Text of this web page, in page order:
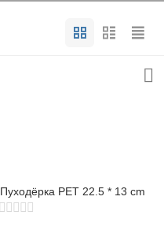
Пуходёрка PET 22.5 * 13 cm